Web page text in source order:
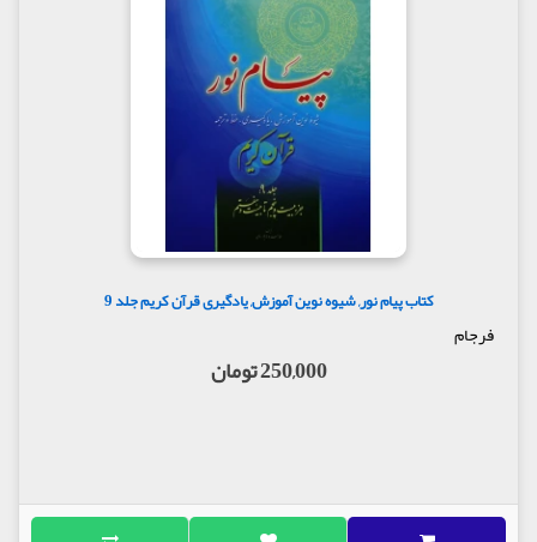
کتاب پیام نور, شیوه نوین آموزش, یادگیری قرآن کریم جلد 9
فرجام
250,000 تومان